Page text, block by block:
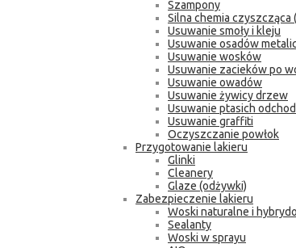
Szampony
Silna chemia czyszcząca
Usuwanie smoły i kleju
Usuwanie osadów
Usuwanie wosków
Usuwanie zacieków po
Usuwanie owadów
Usuwanie żywicy drzew
Usuwanie ptasich
Usuwanie graffiti
Oczyszczanie powłok
Przygotowanie lakieru
Glinki
Cleanery
Glaze (odżywki)
Zabezpieczenie lakieru
Woski naturalne i
Sealanty
Woski w sprayu